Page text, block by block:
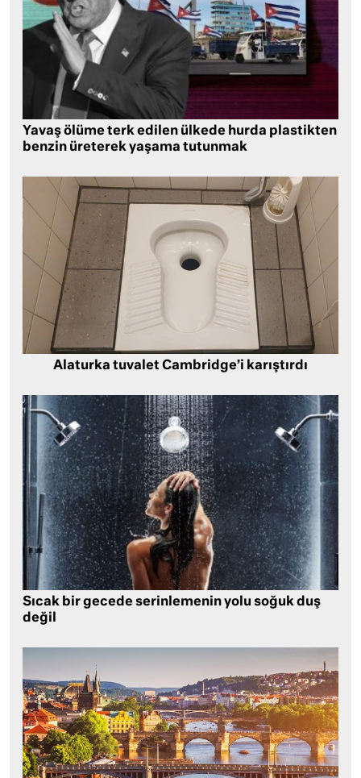
Yavaş ölüme terk edilen ülkede hurda plastikten
benzin üreterek yaşama tutunmak
Alaturka tuvalet Cambridge’i karıştırdı
Sıcak bir gecede serinlemenin yolu soğuk duş
değil